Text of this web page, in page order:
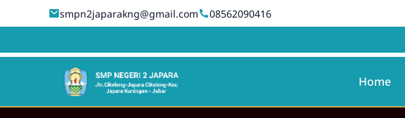
smpn2japarakng@gmail.com 08562090416
Home